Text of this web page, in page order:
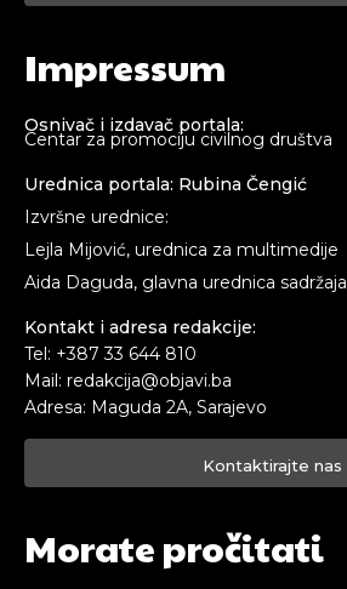
Impressum
Osnivač i izdavač portala:
Centar za promociju civilnog društva
Urednica portala: Rubina Čengić
Izvršne urednice:
Lejla Mijović, urednica za multimedije
Aida Daguda, glavna urednica sadržaja
Kontakt i adresa redakcije:
Tel: +387 33 644 810
Mail: redakcija@objavi.ba
Adresa: Maguda 2A, Sarajevo
Kontaktirajte nas
Morate pročitati